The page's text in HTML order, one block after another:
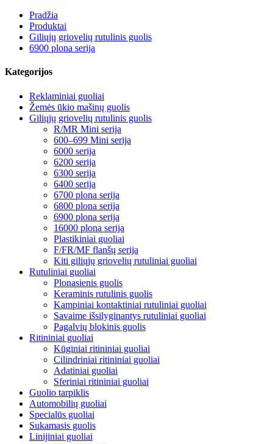
Pradžia
Produktai
Giliųjų griovelių rutulinis guolis
6900 plona serija
Kategorijos
Reklaminiai guoliai
Žemės ūkio mašinų guolis
Giliųjų griovelių rutulinis guolis
R/MR Mini serija
600–699 Mini serija
6000 serija
6200 serija
6300 serija
6400 serija
6700 plona serija
6800 plona serija
6900 plona serija
16000 plona serija
Plastikiniai guoliai
F/FR/MF flanšų serija
Kiti giliųjų griovelių rutuliniai guoliai
Rutuliniai guoliai
Plonasienis guolis
Keraminis rutulinis guolis
Kampiniai kontaktiniai rutuliniai guoliai
Savaime išsilyginantys rutuliniai guoliai
Pagalvių blokinis guolis
Ritininiai guoliai
Kūginiai ritininiai guoliai
Cilindriniai ritininiai guoliai
Adatiniai guoliai
Sferiniai ritininiai guoliai
Guolio tarpiklis
Automobilių guoliai
Specialūs guoliai
Sukamasis guolis
Linijiniai guoliai